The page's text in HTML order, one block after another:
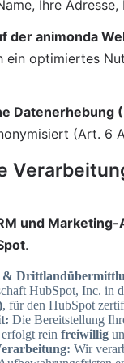
Ihre
der animonda
ein optimiertes
Datenerhebung
(Art. 6
und
.
&
HubSpot, Inc. in
, für den HubSpot
Die Bereitstellung
rein freiwillig
Wir